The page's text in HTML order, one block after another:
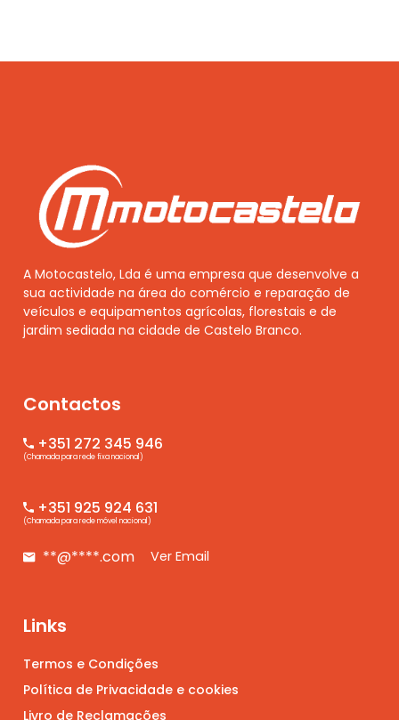
A Motocastelo, Lda é uma empresa que desenvolve a
sua actividade na área do comércio e reparação de
veículos e equipamentos agrícolas, florestais e de
jardim sediada na cidade de Castelo Branco.
Contactos
+351 272 345 946
(Chamada para rede fixa nacional)
+351 925 924 631
(Chamada para rede móvel nacional)
**@****.com Ver Email
Links
Termos e Condições
Política de Privacidade e cookies
Livro de Reclamações